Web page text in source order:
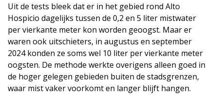
Uit de tests bleek dat er in het gebied rond Alto
Hospicio dagelijks tussen de 0,2 en 5 liter mistwater
per vierkante meter kon worden geoogst. Maar er
waren ook uitschieters, in augustus en september
2024 konden ze soms wel 10 liter per vierkante meter
oogsten. De methode werkte overigens alleen goed in
de hoger gelegen gebieden buiten de stadsgrenzen,
waar mist vaker voorkomt en langer blijft hangen.